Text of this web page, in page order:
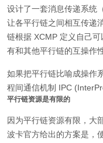
设计了一套消息传递系统
让各平行链之间相互传递
链根据 XCMP 定义自己
有和其他平行链的互操作性
如果把平行链比喻成操作
程间通信机制 IPC
平行链资源是有限的
因为平行链资源有限，大
波卡官方给出的方案是，